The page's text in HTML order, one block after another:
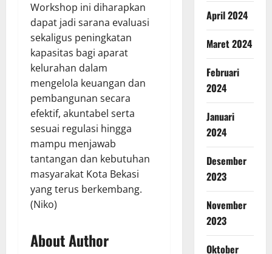
Workshop ini diharapkan
dapat jadi sarana evaluasi
sekaligus peningkatan
kapasitas bagi aparat
kelurahan dalam
mengelola keuangan dan
pembangunan secara
efektif, akuntabel serta
sesuai regulasi hingga
mampu menjawab
tantangan dan kebutuhan
masyarakat Kota Bekasi
yang terus berkembang.
(Niko)
About Author
April 2024
Maret 2024
Februari
2024
Januari
2024
Desember
2023
November
2023
Oktober